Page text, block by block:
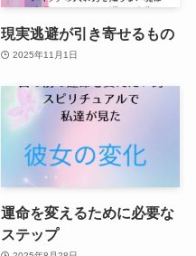
現実逃避が引き寄せるもの
2025年11月1日
運命を変えるために必要な
ステップ